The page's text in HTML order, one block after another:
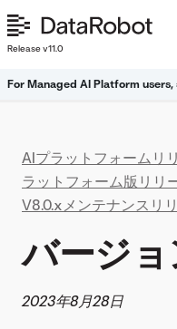
Release v11.0
For Managed AI Platform
AIプラットフォームリ
ラットフォーム版リリ
V8.0.xメンテナンスリ
バージョ
2023年8月28日